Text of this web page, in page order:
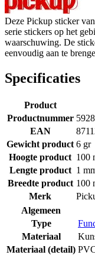
Deze Pickup sticker
serie stickers op het
waarschuwing. De
eenvoudig aan te
Specificaties
Product
Productnummer
EAN
Gewicht product 6 gr
Hoogte product 100
Lengte product 1
Breedte product 100
Merk
Algemeen
Type
Materiaal
Materiaal (detail)